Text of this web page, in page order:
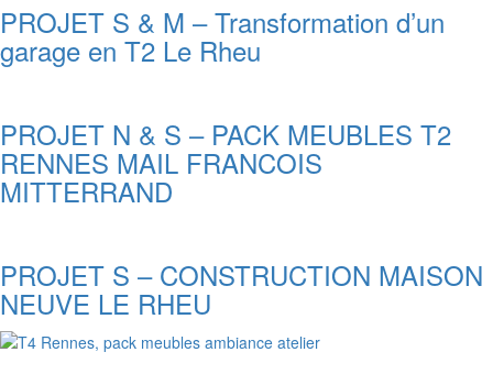
PROJET S & M – Transformation d’un
garage en T2 Le Rheu
PROJET N & S – PACK MEUBLES T2
RENNES MAIL FRANCOIS
MITTERRAND
PROJET S – CONSTRUCTION MAISON
NEUVE LE RHEU